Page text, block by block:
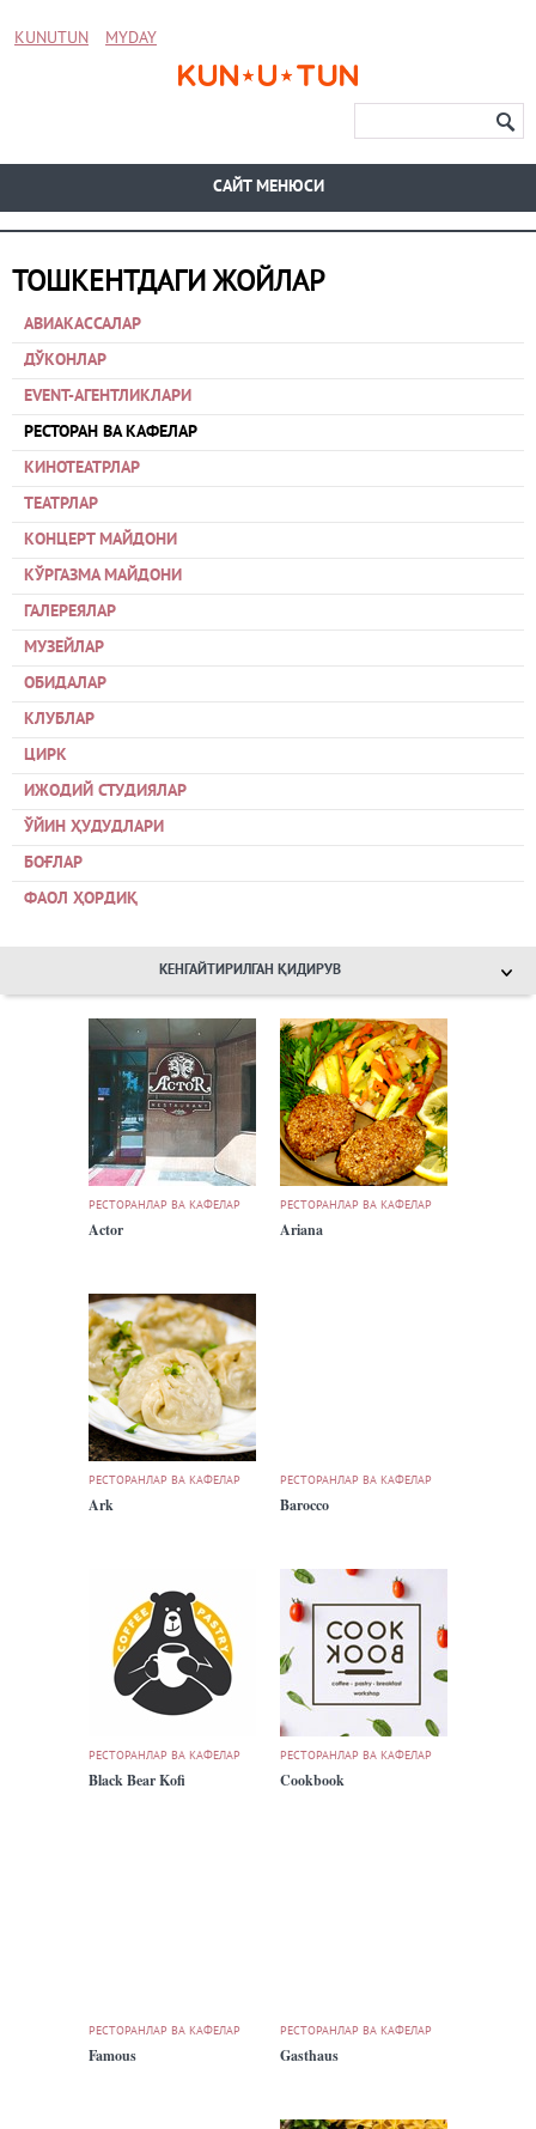
KUNUTUN MYDAY
CАЙТ МЕНЮСИ
ТОШКЕНТДАГИ ЖОЙЛАР
АВИАКАССАЛАР
ДЎКОНЛАР
EVENT-АГЕНТЛИКЛАРИ
РЕСТОРАН ВА КАФЕЛАР
КИНОТЕАТРЛАР
ТЕАТРЛАР
КОНЦЕРТ МАЙДОНИ
КЎРГАЗМА МАЙДОНИ
ГАЛЕРЕЯЛАР
МУЗЕЙЛАР
ОБИДАЛАР
КЛУБЛАР
ЦИРК
ИЖОДИЙ СТУДИЯЛАР
ЎЙИН ҲУДУДЛАРИ
БОҒЛАР
ФАОЛ ҲОРДИҚ
КЕНГАЙТИРИЛГАН ҚИДИРУВ
РЕСТОРАНЛАР ВА КАФЕЛАР
Actor
РЕСТОРАНЛАР ВА КАФЕЛАР
Ariana
РЕСТОРАНЛАР ВА КАФЕЛАР
Ark
РЕСТОРАНЛАР ВА КАФЕЛАР
Barocco
РЕСТОРАНЛАР ВА КАФЕЛАР
Black Bear Kofi
РЕСТОРАНЛАР ВА КАФЕЛАР
Cookbook
РЕСТОРАНЛАР ВА КАФЕЛАР
Famous
РЕСТОРАНЛАР ВА КАФЕЛАР
Gasthaus